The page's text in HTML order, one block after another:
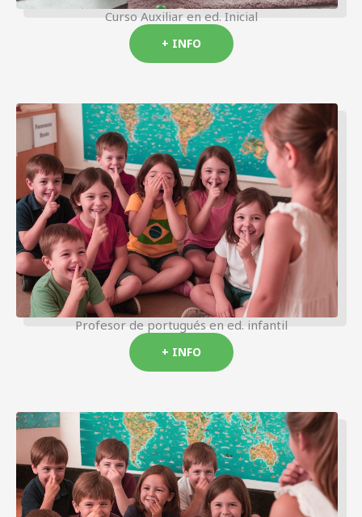
Curso Auxiliar en ed. Inicial
+ INFO
Profesor de portugués en ed. infantil
+ INFO